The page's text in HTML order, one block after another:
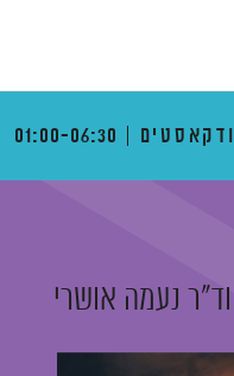
01:00-06:30
וד"ר נעמה אושרי